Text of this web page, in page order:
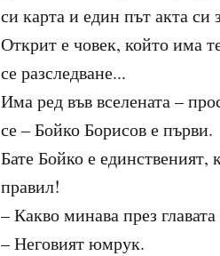
си карта и един път акта си
Открит е човек, който има
се разследване...
Има ред във вселената –
се – Бойко Борисов е първи.
Бате Бойко е
правил!
– Какво минава през
– Неговият юмрук.